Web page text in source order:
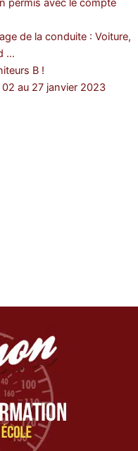
permis avec le compte
de la conduite : Voiture,
…
B !
au 27 janvier 2023